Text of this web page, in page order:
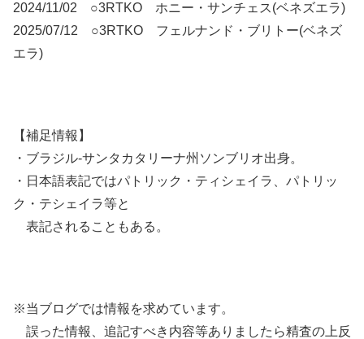
2024/11/02 ○3RTKO ホニー・サンチェス(ベネズエラ)
2025/07/12 ○3RTKO フェルナンド・ブリトー(ベネズ
エラ)
【補足情報】
・ブラジル-サンタカタリーナ州ソンブリオ出身。
・日本語表記ではパトリック・ティシェイラ、パトリッ
ク・テシェイラ等と
表記されることもある。
※当ブログでは情報を求めています。
誤った情報、追記すべき内容等ありましたら精査の上反